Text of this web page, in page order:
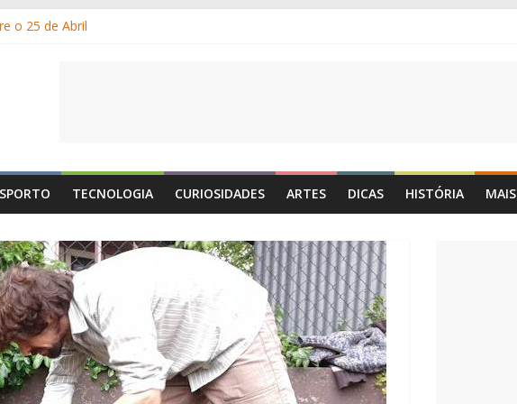
o 25 de Abril
Maio é o Dia do Trabalhador?
TECNOLOGIA CURIOSIDADES ARTES DICAS HISTÓRIA MAIS